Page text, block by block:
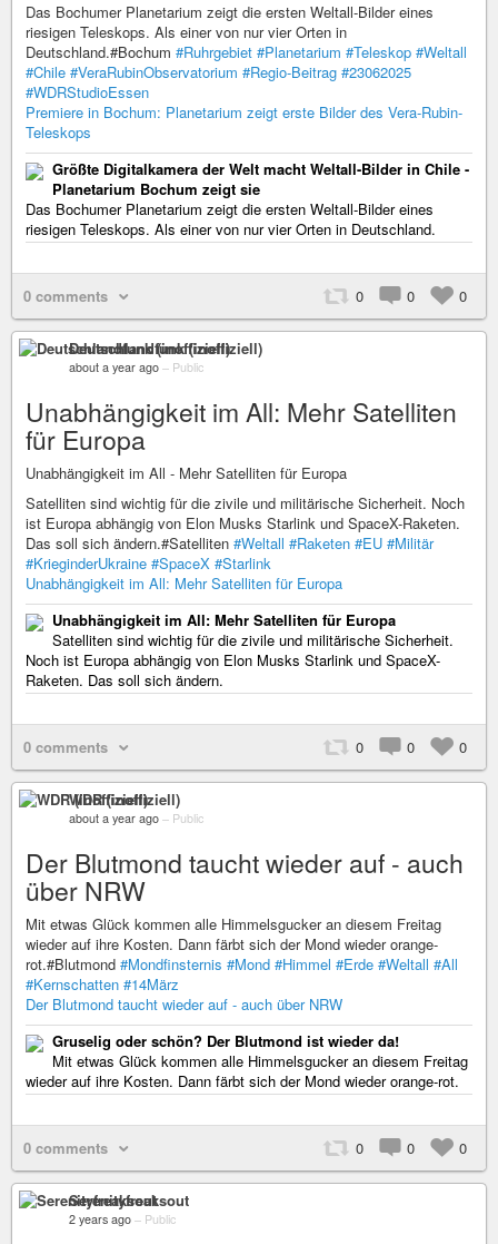
Das Bochumer Planetarium zeigt die ersten Weltall-Bilder eines
riesigen Teleskops. Als einer von nur vier Orten in
Deutschland.#Bochum #Ruhrgebiet #Planetarium #Teleskop #Weltall
#Chile #VeraRubinObservatorium #Regio-Beitrag #23062025
#WDRStudioEssen
Premiere in Bochum: Planetarium zeigt erste Bilder des Vera-Rubin-
Teleskops
Größte Digitalkamera der Welt macht Weltall-Bilder in Chile -
Planetarium Bochum zeigt sie
Das Bochumer Planetarium zeigt die ersten Weltall-Bilder eines
riesigen Teleskops. Als einer von nur vier Orten in Deutschland.
0 comments 0 0 0
Deutschlandfunk (inoffiziell)
about a year ago – Public
Unabhängigkeit im All: Mehr Satelliten
für Europa
Unabhängigkeit im All - Mehr Satelliten für Europa
Satelliten sind wichtig für die zivile und militärische Sicherheit. Noch
ist Europa abhängig von Elon Musks Starlink und SpaceX-Raketen.
Das soll sich ändern.#Satelliten #Weltall #Raketen #EU #Militär
#KrieginderUkraine #SpaceX #Starlink
Unabhängigkeit im All: Mehr Satelliten für Europa
Unabhängigkeit im All: Mehr Satelliten für Europa
Satelliten sind wichtig für die zivile und militärische Sicherheit.
Noch ist Europa abhängig von Elon Musks Starlink und SpaceX-
Raketen. Das soll sich ändern.
0 comments 0 0 0
WDR (inoffiziell)
about a year ago – Public
Der Blutmond taucht wieder auf - auch
über NRW
Mit etwas Glück kommen alle Himmelsgucker an diesem Freitag
wieder auf ihre Kosten. Dann färbt sich der Mond wieder orange-
rot.#Blutmond #Mondfinsternis #Mond #Himmel #Erde #Weltall #All
#Kernschatten #14März
Der Blutmond taucht wieder auf - auch über NRW
Gruselig oder schön? Der Blutmond ist wieder da!
Mit etwas Glück kommen alle Himmelsgucker an diesem Freitag
wieder auf ihre Kosten. Dann färbt sich der Mond wieder orange-rot.
0 comments 0 0 0
Serenityfreaksout
2 years ago – Public